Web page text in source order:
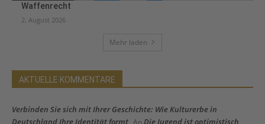
Waffenrecht
2. August 2026
Mehr laden
AKTUELLE KOMMENTARE
Verbinden Sie sich mit Ihrer Geschichte: Wie Kulturerbe in
Deutschland Ihre Identität formt An Die Jugend ist optimistisch